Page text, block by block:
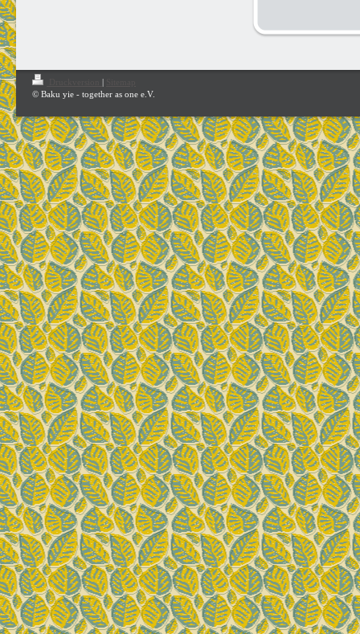
|
© Baku yie - together as one e.V.